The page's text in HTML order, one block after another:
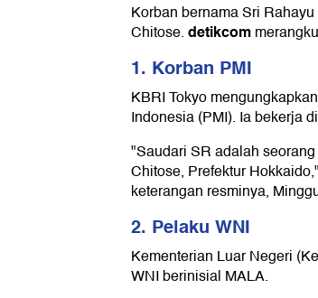
Korban bernama Sri
Chitose.detikcom
1. Korban PMI
KBRI Tokyo
Indonesia (PMI). Ia bekerja
"Saudari SR adalah
Chitose, Prefektur
keterangan resminya,
2. Pelaku WNI
Kementerian Luar Negeri
WNI berinisial MALA.